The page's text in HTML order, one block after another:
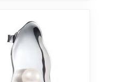
erbjudanden här.